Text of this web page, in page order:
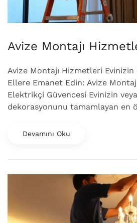
Avize Montajı
Avize Montajı Hizmetleri Evinizin
Ellere Emanet Edin: Avize
Elektrikçi Güvencesi Evinizin
dekorasyonunu tamamlayan en
Devamını Oku